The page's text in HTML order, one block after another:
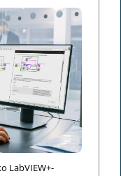
LabVIEW+-